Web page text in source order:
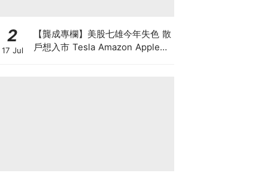
2
17 Jul
【龔成專欄】美股七雄今年失色 散
戶想入市 Tesla Amazon Apple誰